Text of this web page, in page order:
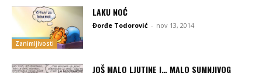
Zanimljivosti
LAKU NOĆ
Đorđe Todorović - nov 13, 2014
JOŠ MALO LJUTINE I… MALO SUMNJIVOG